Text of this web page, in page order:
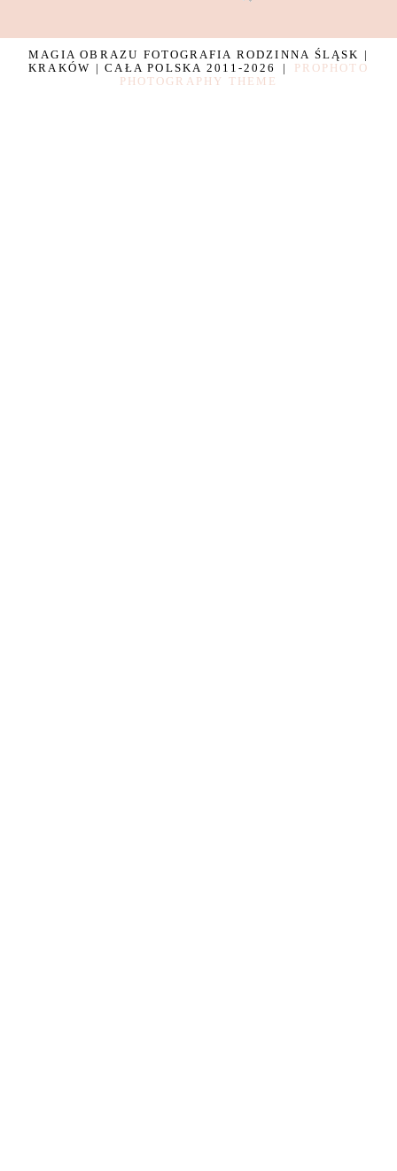
MAGIA OBRAZU FOTOGRAFIA RODZINNA ŚLĄSK |
KRAKÓW | CAŁA POLSKA 2011-2026
|
PROPHOTO
PHOTOGRAPHY THEME